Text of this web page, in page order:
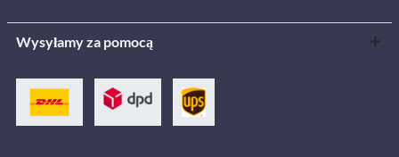
Wysyłamy za pomocą